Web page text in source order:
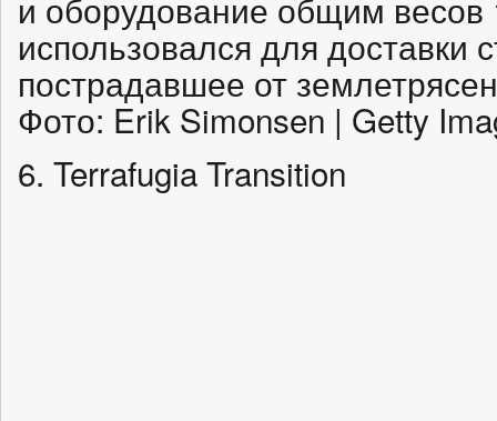
использовался для доставки
пострадавшее от
Фото: Erik Simonsen | Getty
6. Terrafugia Transition